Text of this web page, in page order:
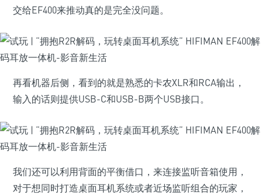
交给EF400来推动真的是完全没问题。
再看机器后侧，看到的就是熟悉的卡农XLR和RCA输出，
输入的话则提供USB-C和USB-B两个USB接口。
我们还可以利用背面的平衡借口，来连接监听音箱使用，
对于想同时打造桌面耳机系统或者近场监听组合的玩家，